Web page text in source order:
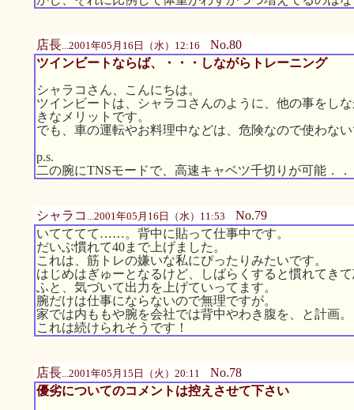
店長...2001年05月16日（水）12:16 No.80
ツインビートならば、・・・しながらトレーニング
シャラコさん、こんにちは。
ツインビートは、シャラコさんのように、他の事をし
きなメリットです。
でも、車の運転やお料理中などは、危険なので使わな
p.s.
二の腕にTNSモードで、高速キャベツ千切りが可能．
シャラコ ...2001年05月16日（水）11:53 No.79
いてててて……。背中に貼って仕事中です。
だいぶ慣れて40まで上げました。
これは、筋トレの嫌いな私にぴったりみたいです。
はじめはぎゅーとなるけど、しばらくすると慣れてき
ふと、気づいて出力を上げていってます。
腕だけは仕事にならないので無理ですが。
家では内ももや腕を会社では背中やわき腹を、と計画。
これは続けられそうです！
店長...2001年05月15日（火）20:11 No.78
優劣についてのコメントは控えさせて下さい